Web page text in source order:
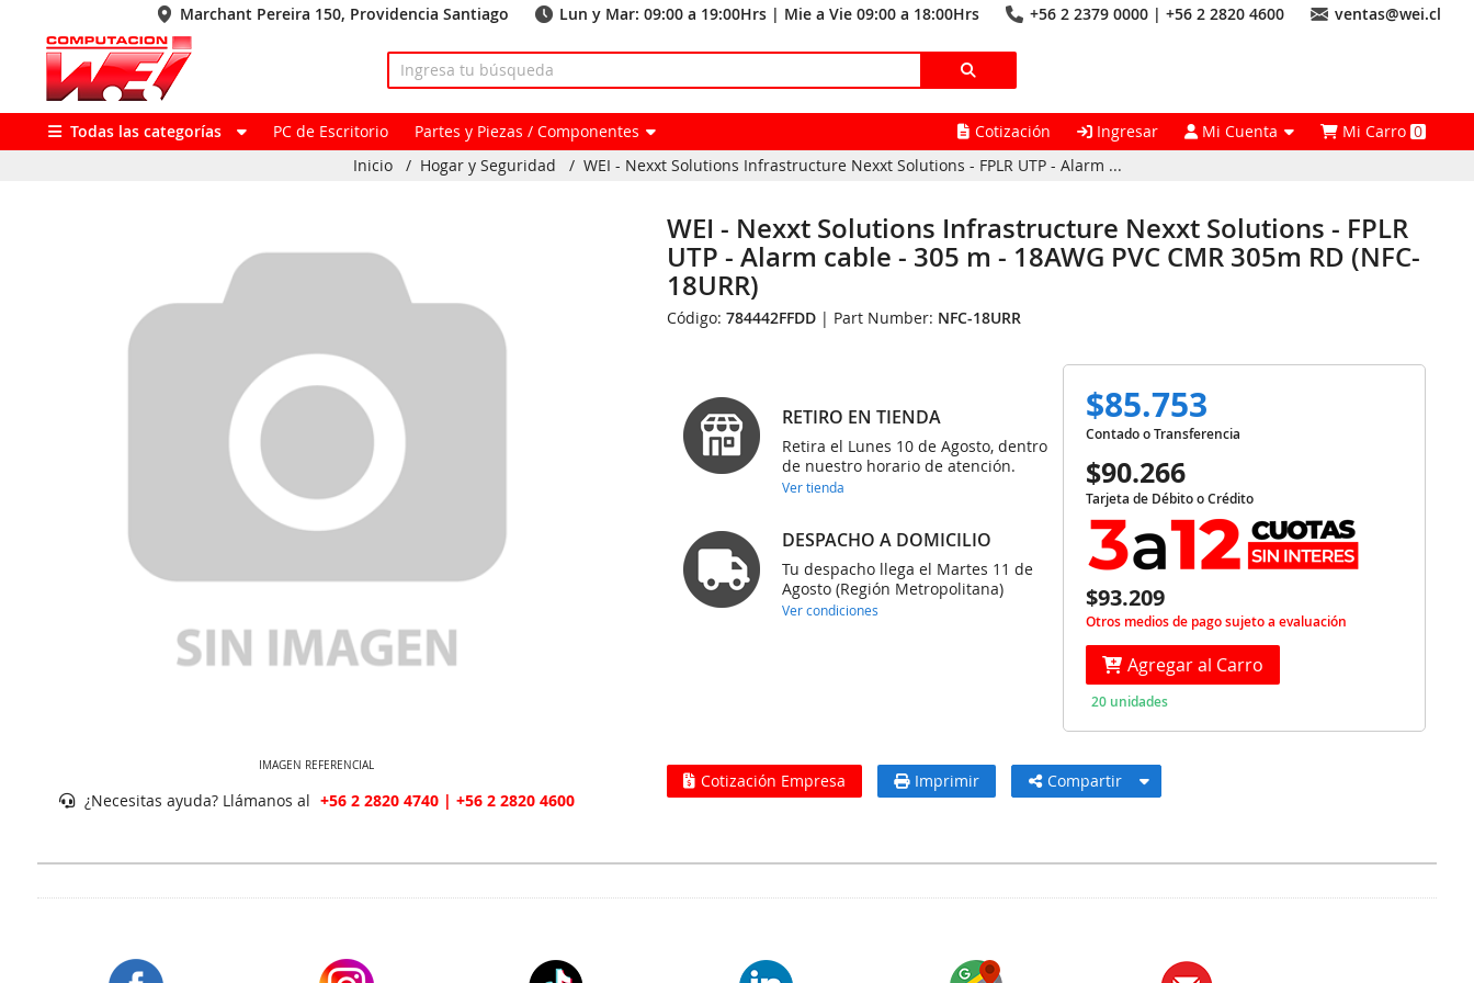
Marchant Pereira 150, Providencia Santiago Lun y Mar: 09:00 a 19:00Hrs | Mie a Vie 09:00 a 18:00Hrs +56 2 2379 0000 | +56 2 2820 4600 ventas@wei.cl
Todas las categorías PC de Escritorio Partes y Piezas / Componentes Cotización Ingresar Mi Cuenta Mi Carro0
Inicio
/ Hogar y Seguridad / WEI - Nexxt Solutions Infrastructure Nexxt Solutions - FPLR UTP - Alarm ...
IMAGEN REFERENCIAL
¿Necesitas ayuda? Llámanos al +56 2 2820 4740 | +56 2 2820 4600
WEI - Nexxt Solutions Infrastructure Nexxt Solutions - FPLR
UTP - Alarm cable - 305 m - 18AWG PVC CMR 305m RD (NFC-
18URR)
Código:784442FFDD | Part Number: NFC-18URR
RETIRO EN TIENDA
Retira el Lunes 10 de Agosto, dentro
de nuestro horario de atención.
Ver tienda
DESPACHO A DOMICILIO
Tu despacho llega el Martes 11 de
Agosto (Región Metropolitana)
Ver condiciones
$85.753
Contado o Transferencia
$90.266
Tarjeta de Débito o Crédito
$93.209
Otros medios de pago sujeto a evaluación
Agregar al Carro
20 unidades
Cotización Empresa Imprimir Compartir